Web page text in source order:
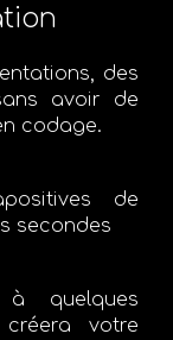
des
avoir de
codage.
de
secondes
à quelques
votre